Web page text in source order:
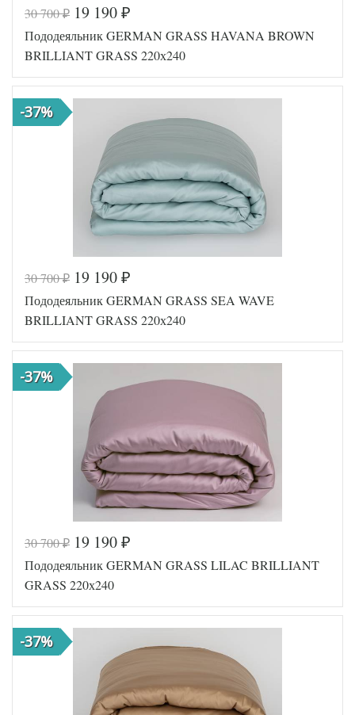
Код товара
561-808
Артикул
GG-24240
220
Ткань
Сатин
Размер
240х220
Производитель
Grass
(Австрия)
Код товара
561-727
Артикул
GG-23240
220
Ткань
Сатин
Размер
240х220
Производитель
Grass
(Австрия)
30 700₽ 19 190 ₽
Пододеяльник GERMAN GRASS HAVANA BROWN
BRILLIANT GRASS 220х240
-37%
Код товара
561-793
Артикул
GG-27240
Ткань
Сатин
Размер
240х220
Производитель
Grass
(Австрия)
30 700₽ 19 190 ₽
Пододеяльник GERMAN GRASS SEA WAVE
BRILLIANT GRASS 220х240
-37%
30 700₽ 19 190 ₽
Пододеяльник GERMAN GRASS LILAC BRILLIANT
GRASS 220х240
-37%